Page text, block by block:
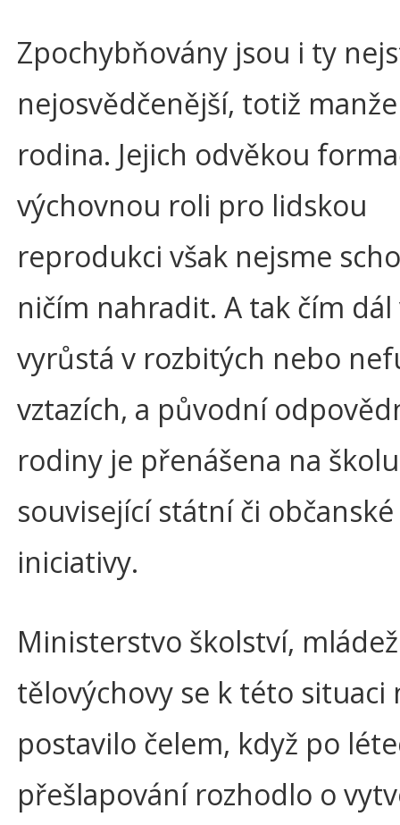
Zpochybňovány jsou i ty
nejosvědčenější, totiž
rodina. Jejich odvěkou
výchovnou roli pro lidskou
reprodukci však nejsme
ničím nahradit. A tak čím
vyrůstá v rozbitých nebo
vztazích, a původní
rodiny je přenášena na
související státní či občanské
iniciativy.
Ministerstvo školství,
tělovýchovy se k této situaci
postavilo čelem, když po
přešlapování rozhodlo o